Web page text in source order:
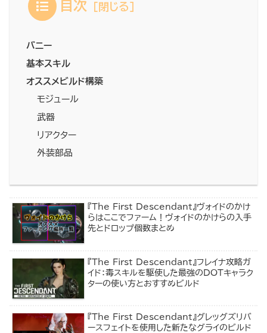
目次
バニー
基本スキル
オススメビルド構築
モジュール
武器
リアクター
外装部品
『The First Descendant』ヴォイドのかけ
らはここでファーム！ヴォイドのかけらの入手
先とドロップ個数まとめ
『The First Descendant』フレイナ攻略ガ
イド：毒スキルを駆使した最強のDOTキャラク
ターの使い方とおすすめビルド
『The First Descendant』グレッグズリバ
ースフェイトを使用した新たなグライのビルド